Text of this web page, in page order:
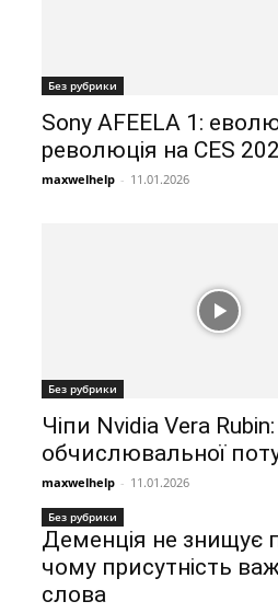
Без рубрики
Sony AFEELA 1:
революція на CES
maxwelhelp - 11.01.2026
Без рубрики
Чіпи Nvidia Vera
обчислювальної
maxwelhelp - 11.01.2026
Без рубрики
Деменція не знищує
чому присутність
слова